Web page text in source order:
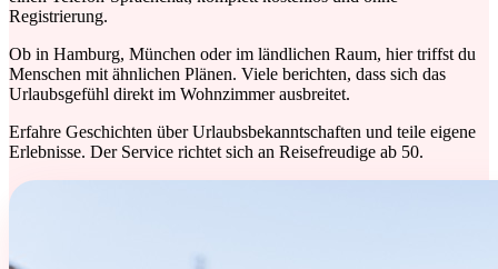
Registrierung.
Ob in Hamburg, München oder im ländlichen Raum, hier triffst du
Menschen mit ähnlichen Plänen. Viele berichten, dass sich das
Urlaubsgefühl direkt im Wohnzimmer ausbreitet.
Erfahre Geschichten über Urlaubsbekanntschaften und teile eigene
Erlebnisse. Der Service richtet sich an Reisefreudige ab 50.